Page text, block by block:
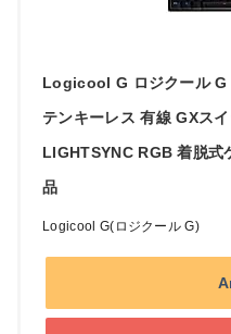
Logicool G ロジクール G
テンキーレス 有線 GXス
LIGHTSYNC RGB 着脱
品
Logicool G(ロジクール G)